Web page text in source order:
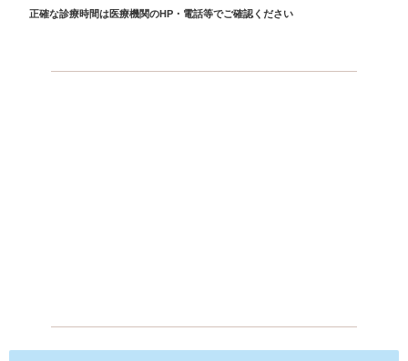
正確な診療時間は医療機関のHP・電話等でご確認ください